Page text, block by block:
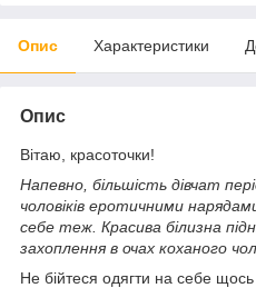
Опис Характеристики
Опис
Вітаю, красоточки!
Напевно, більшість дівчат
чоловіків еротичними
себе теж. Красива білизна
захоплення в очах коханого
Не бійтеся одягти на себе